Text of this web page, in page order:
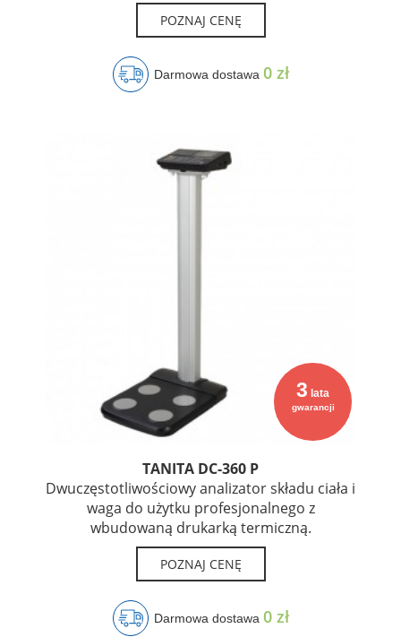
POZNAJ CENĘ
Darmowa dostawa 0 zł
3 lata
gwarancji
TANITA DC-360 P
Dwuczęstotliwościowy analizator składu ciała i
waga do użytku profesjonalnego z
wbudowaną drukarką termiczną.
POZNAJ CENĘ
Darmowa dostawa 0 zł